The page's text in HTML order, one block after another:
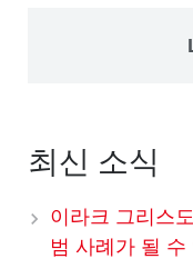
최신 소식
이라크 그리스
범 사례가 될 수